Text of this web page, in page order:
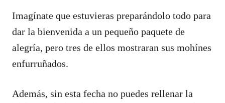
Imagínate que estuvieras preparándolo todo para
dar la bienvenida a un pequeño paquete de
alegría, pero tres de ellos mostraran sus mohínes
enfurruñados.
Además, sin esta fecha no puedes rellenar la